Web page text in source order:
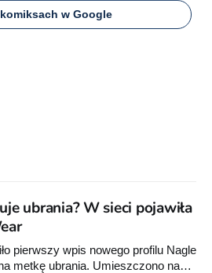
w Google
ubrania? W sieci pojawiła
pierwszy wpis nowego profilu Nagle
metkę ubrania. Umieszczono na